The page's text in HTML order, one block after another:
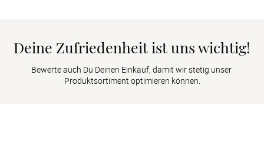
Deine Zufriedenheit ist uns wichtig!
Bewerte auch Du Deinen Einkauf, damit wir stetig unser
Produktsortiment optimieren können.